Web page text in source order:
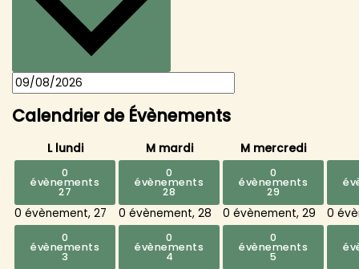
Calendrier de Évènements
L lundi M mardi M mercredi
0
évènements
27
0 évènement,27
0
évènements
28
0 évènement,28
0
évènements
29
0 évènement,29 0
0
évènements
3
0
évènements
4
0
évènements
5